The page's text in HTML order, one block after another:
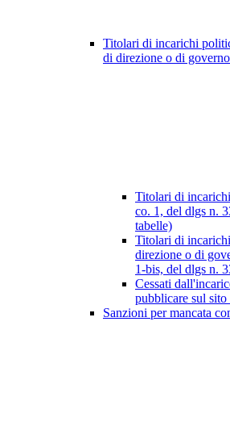
Titolari di incarichi
di direzione o di governo
Titolari di
co. 1, del dlgs n.
tabelle)
Titolari di
direzione o di
1-bis, del dlgs n.
Cessati
pubblicare sul
Sanzioni per mancata